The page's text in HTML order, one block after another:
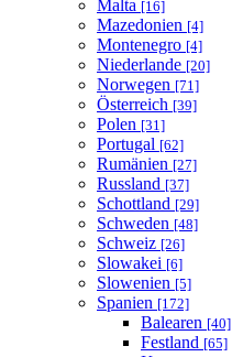
Malta [16]
Mazedonien [4]
Montenegro [4]
Niederlande [20]
Norwegen [71]
Österreich [39]
Polen [31]
Portugal [62]
Rumänien [27]
Russland [37]
Schottland [29]
Schweden [48]
Schweiz [26]
Slowakei [6]
Slowenien [5]
Spanien [172]
Balearen [40]
Festland [65]